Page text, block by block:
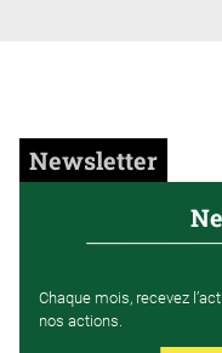
Newsletter
Chaque mois, recevez
nos actions.